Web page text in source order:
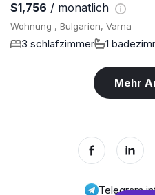
$1,756 / monatlich
Wohnung , Bulgarien, Varna
3 schlafzimmer 1
Mehr
Telegram,